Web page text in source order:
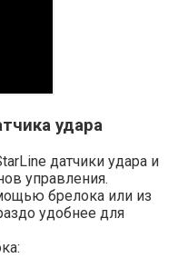
удара
датчики удара и
управления.
брелока или из
удобнее для